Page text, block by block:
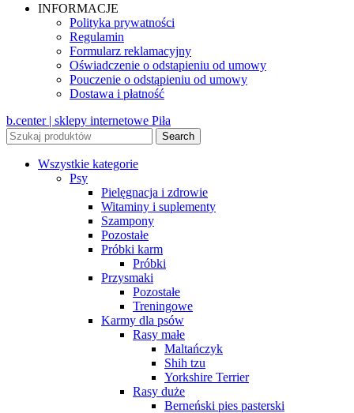
INFORMACJE
Polityka prywatności
Regulamin
Formularz reklamacyjny
Oświadczenie o odstapieniu od umowy
Pouczenie o odstąpieniu od umowy
Dostawa i płatność
b.center | sklepy internetowe Piła
Search
Wszystkie kategorie
Psy
Pielęgnacja i zdrowie
Witaminy i suplementy
Szampony
Pozostałe
Próbki karm
Próbki
Przysmaki
Pozostałe
Treningowe
Karmy dla psów
Rasy małe
Maltańczyk
Shih tzu
Yorkshire Terrier
Rasy duże
Berneński pies pasterski